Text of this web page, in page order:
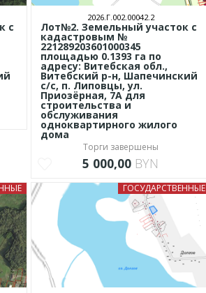
с
2026.Г.002.00042.2
Лот№2. Земельный участок с
кадастровым №
221289203601000345
площадью 0.1393 га по
адресу: Витебская обл.,
Витебский р-н, Шапечинский
с/с, п. Липовцы, ул.
Приозёрная, 7А для
строительства и
обслуживания
одноквартирного жилого
дома
Торги завершены
5 000,00 BYN
ГОСУДАРСТВЕННЫЕ